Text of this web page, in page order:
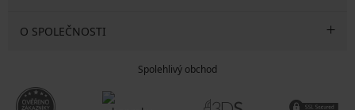
O SPOLEČNOSTI
Spolehlivý obchod